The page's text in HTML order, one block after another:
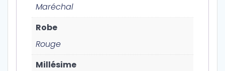
Maréchal
Robe
Rouge
Millésime